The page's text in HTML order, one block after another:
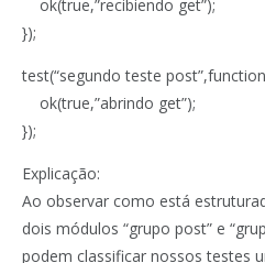
ok(true,”recibiendo get”);
});
test(“segundo teste
ok(true,”abrindo get”);
});
Explicação:
Ao observar como está
dois módulos “grupo post” e
podem classificar nossos testes